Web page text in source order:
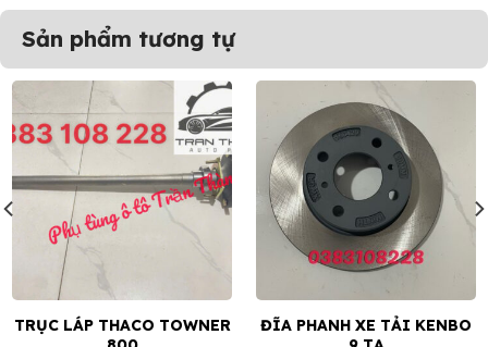
Sản phẩm tương tự
TRỤC LÁP THACO TOWNER
ĐĨA PHANH XE TẢI KENBO